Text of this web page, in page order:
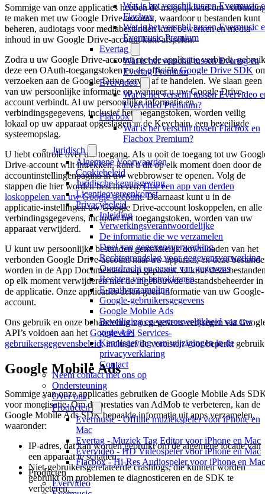
Wat is het verschil tussen Evermusic
Flacbox
Wat is het verschil tussen Evermusic
Evermusic Premium
Evertag
Wat is het verschil tussen Evertag en
Evertag Premium
Evervideo
Wat is het verschil tussen Evervideo
Evervideo Premium?
Flacbox
Wat is het verschil tussen Flacbox en
Flacbox Premium?
Juridisch
Algemene Voorwaarden
Cookiebeleid
Juridische kennisgeving
Licentieovereenkomst
Privacybeleid
Inleiding
Verwerkingsverantwoordelijke
De informatie die we verzamelen
Doel van gegevensverwerking
Rechtsgrondslag voor gegevensverwerking
Overdracht en cessie van gegevens
Rechten van betrokkenen
E-mailverzameling
Google-gebruikersgegevens
Google Mobile Ads
Beveiliging en vertrouwelijkheid van uw
gegevens
Kennisgeving van wijzigingen in de
privacyverklaring
Contact
Neem contact met ons op
Ondersteuning
Over ons
Producten
Evermusic - Offline muziekspeler voor iPhone en
Mac
Evertag - Muziek Tag Editor voor iPhone en Mac
Evervideo - HD Videospeler voor iPhone en Mac
Flacbox - Hi-Res Audiospeler voor iPhone en Mac
Producten
Evervideo
Sommige van onze applicaties hebben de mogelijkheid om
te maken met uw Google Drive-account, waardoor u bestanden kunt
beheren, audiotags voor mediabestanden kunt bewerken en media-
inhoud in uw Google Drive-account kunt afspelen.
Zodra u uw Google Drive-account met de applicatie verbindt,
deze een OAuth-toegangstoken en de officiëleGoogle Drive SDK
verzoeken aan de Google Drive-server af te handelen. We slaan geen
van uw persoonlijke informatie op wanneer u uw Google Drive-
account verbindt. Al uw persoonlijke informatie en
verbindingsgegevens, inclusief het toegangstoken, worden veilig
lokaal op uw apparaat opgeslagen in de Keychain, een beveiligde
systeemopslag.
U hebt controle over uw toegang. Als u ooit de toegang tot uw
Drive-account wilt intrekken, kunt u dit op elk moment doen door de
accountinstellingenpagina in uw webbrowser te openen. Volg de
stappen die hier worden beschreven:Hoe een app van derden
loskoppelen van uw Google-account. Daarnaast kunt u in de
applicatie-instellingen uw Google Drive-account loskoppelen, en alle
verbindingsgegevens, inclusief het toegangstoken, worden van uw
apparaat verwijderd.
U kunt uw persoonlijke bestanden gemakkelijk downloaden van het
verbonden Google Drive-account naar uw apparaat, en deze
worden in de App Documenten-map geplaatst. U kunt deze
op elk moment verwijderen met de ingebouwde bestandsbeheerder in
de applicatie. Onze applicaties delen geen informatie van uw Google-
account.
Ons gebruik en onze behandeling van gegevens verkregen via
API’s voldoen aan het Google API Services-
gebruikersgegevensbeleid, inclusief de vereisten voor beperkt
Google Mobile Ads
Sommige van onze applicaties gebruiken de Google Mobile Ads
voor monetisatie. Om de prestaties van AdMob te verbeteren, kan de
Google Mobile Ads SDK bepaalde informatie uit apps verzamelen,
waaronder:
IP-adres, dat kan worden gebruikt om de algemene locatie van
een apparaat te schatten.
Niet-gebruikersgerelateerde crashlogs, die kunnen worden
gebruikt om problemen te diagnosticeren en de SDK te
verbeteren.